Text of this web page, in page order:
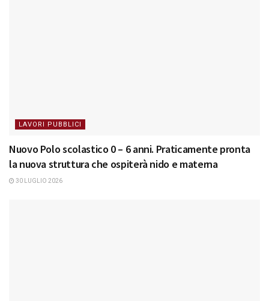
LAVORI PUBBLICI
Nuovo Polo scolastico 0 – 6 anni. Praticamente pronta
la nuova struttura che ospiterà nido e materna
30 LUGLIO 2026